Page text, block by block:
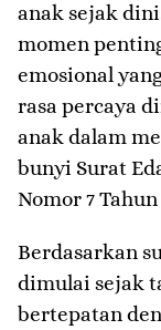
anak sejak
momen
emosional
rasa percaya
anak dalam
bunyi Surat
Nomor 7
Berdasarkan
dimulai sejak
bertepatan